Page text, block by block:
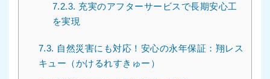
7.2.3. 充実のアフターサービスで長期安心工
を実現
7.3. 自然災害にも対応！安心の永年保証：翔レス
キュー（かけるれすきゅー）